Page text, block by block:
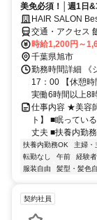
美免必須！│週1日
HAIR SALON
交通・アクセス
時給1,200円～
千葉県旭市
勤務時間詳細 《
17：00 【休憩時
実働6時間以上8
仕事内容 ★美容
ト】 ■眠ってい
丈夫 ■扶養内勤
扶養内勤務OK 主婦・
転勤なし
午前 経験
服装自由
髪型・髪色
契約社員